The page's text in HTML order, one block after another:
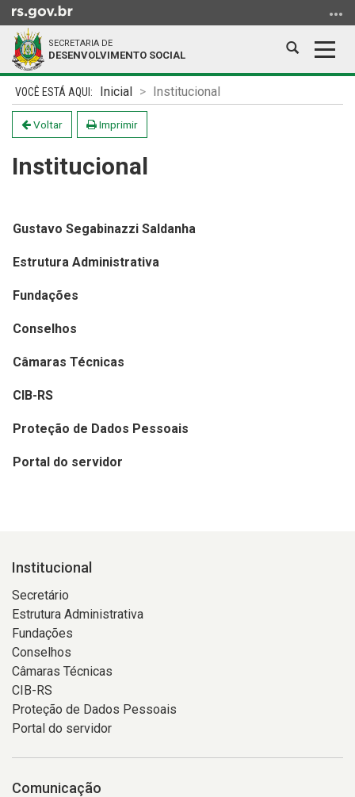
para
conteúdo
para
menu
para
SECRETARIA DE
DESENVOLVIMENTO SOCIAL
Abrir
Início
do
conteúdo
Inicial Institucional
Voltar Imprimir
Institucional
Gustavo Segabinazzi Saldanha
Estrutura Administrativa
Fundações
Conselhos
Câmaras Técnicas
CIB-RS
Proteção de Dados Pessoais
Portal do servidor
Institucional
Secretário
Estrutura Administrativa
Fundações
Conselhos
Câmaras Técnicas
CIB-RS
Proteção de Dados Pessoais
Portal do servidor
Comunicação